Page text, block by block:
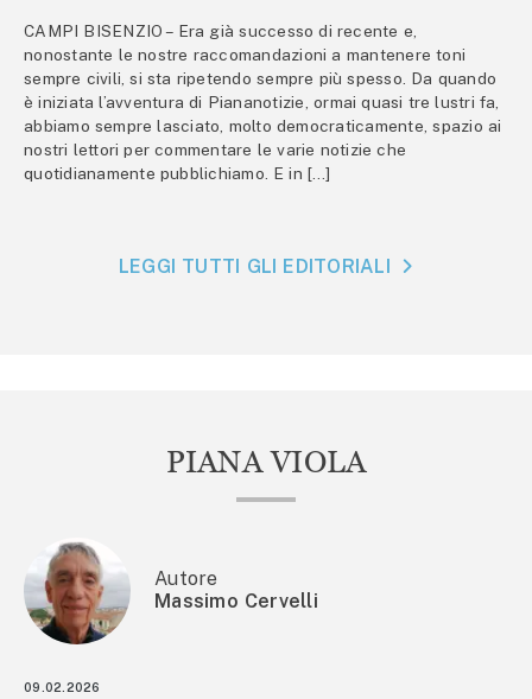
CAMPI BISENZIO – Era già successo di recente e,
nonostante le nostre raccomandazioni a mantenere toni
sempre civili, si sta ripetendo sempre più spesso. Da quando
è iniziata l’avventura di Piananotizie, ormai quasi tre lustri fa,
abbiamo sempre lasciato, molto democraticamente, spazio ai
nostri lettori per commentare le varie notizie che
quotidianamente pubblichiamo. E in […]
LEGGI TUTTI GLI EDITORIALI
PIANA VIOLA
Autore
Massimo Cervelli
09.02.2026